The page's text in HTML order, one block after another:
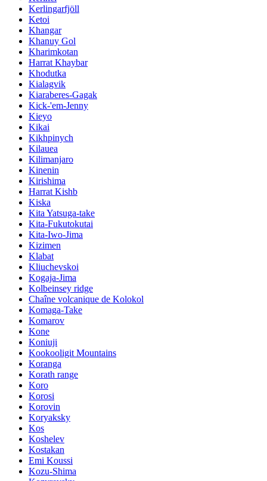
Kerlingarfjöll
Ketoi
Khangar
Khanuy Gol
Kharimkotan
Harrat Khaybar
Khodutka
Kialagvik
Kiaraberes-Gagak
Kick-'em-Jenny
Kieyo
Kikai
Kikhpinych
Kilauea
Kilimanjaro
Kinenin
Kirishima
Harrat Kishb
Kiska
Kita Yatsuga-take
Kita-Fukutokutai
Kita-Iwo-Jima
Kizimen
Klabat
Kliuchevskoi
Kogaja-Jima
Kolbeinsey ridge
Chaîne volcanique de Kolokol
Komaga-Take
Komarov
Kone
Koniuji
Kookooligit Mountains
Koranga
Korath range
Koro
Korosi
Korovin
Koryaksky
Kos
Koshelev
Kostakan
Emi Koussi
Kozu-Shima